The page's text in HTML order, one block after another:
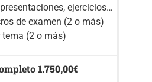
ejercicios…
de examen (2 o más)
tema (2 o más)
1.750,00€